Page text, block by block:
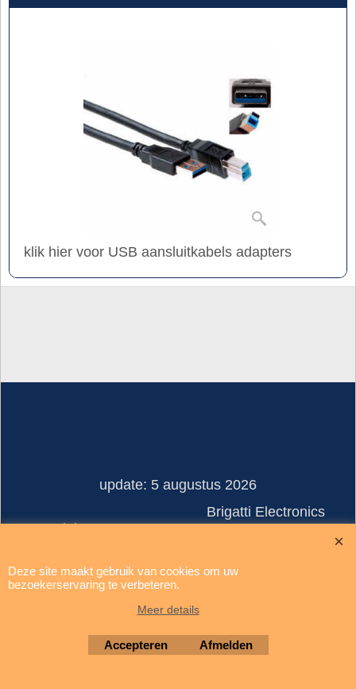
klik hier voor USB aansluitkabels adapters
update: 5 augustus 2026
Brigatti Electronics
Copyright © 1994-2026
Webwinkel gemaakt met ShopFactory webwinkel software.
Deze site maakt gebruik van cookies om uw
bezoekerservaring te verbeteren.
Meer details
Accepteren Afmelden